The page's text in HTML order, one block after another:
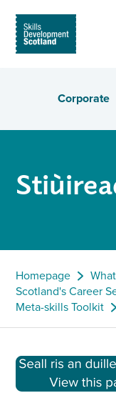
Corporate
Homepage
Scotland's Career
Meta-skills Toolkit